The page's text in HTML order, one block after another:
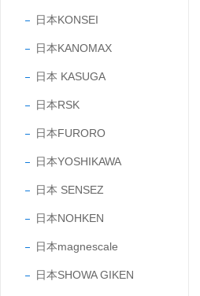
日本KONSEI
日本KANOMAX
日本 KASUGA
日本RSK
日本FURORO
日本YOSHIKAWA
日本 SENSEZ
日本NOHKEN
日本magnescale
日本SHOWA GIKEN